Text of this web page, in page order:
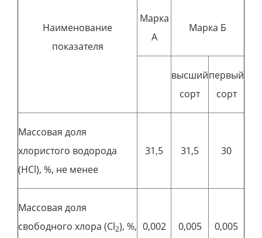
Наименование
показателя
Марка
А
Марка Б
высший
сорт
первый
сорт
Массовая доля
хлористого водорода
(HCl), %, не менее
31,5 31,5 30
Массовая доля
свободного хлора (Cl2), %, 0,002 0,005 0,005